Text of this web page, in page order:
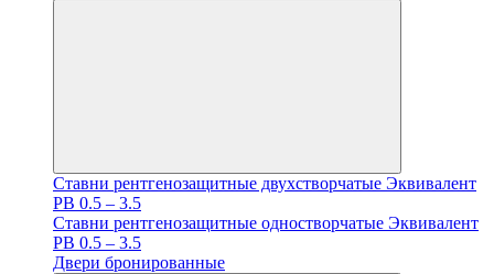
Ставни рентгенозащитные двухстворчатые Эквивалент
PB 0.5 – 3.5
Ставни рентгенозащитные одностворчатые Эквивалент
PB 0.5 – 3.5
Двери бронированные